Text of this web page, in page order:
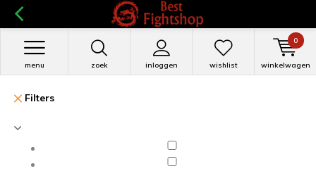
zoek inloggen
menu wishlist winkelwagen
0
Filters